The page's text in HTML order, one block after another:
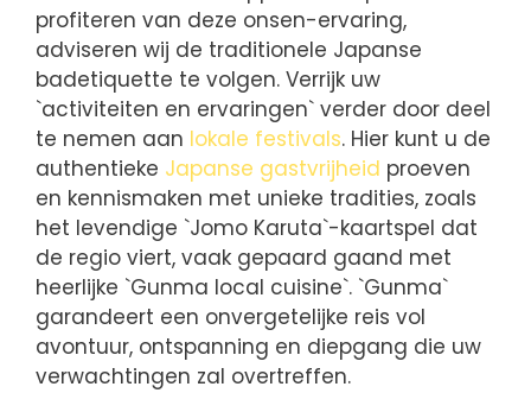
profiteren van deze onsen-ervaring,
adviseren wij de traditionele Japanse
badetiquette te volgen. Verrijk uw
`activiteiten en ervaringen` verder door deel
te nemen aan lokale festivals. Hier kunt u de
authentieke Japanse gastvrijheid proeven
en kennismaken met unieke tradities, zoals
het levendige `Jomo Karuta`-kaartspel dat
de regio viert, vaak gepaard gaand met
heerlijke `Gunma local cuisine`. `Gunma`
garandeert een onvergetelijke reis vol
avontuur, ontspanning en diepgang die uw
verwachtingen zal overtreffen.